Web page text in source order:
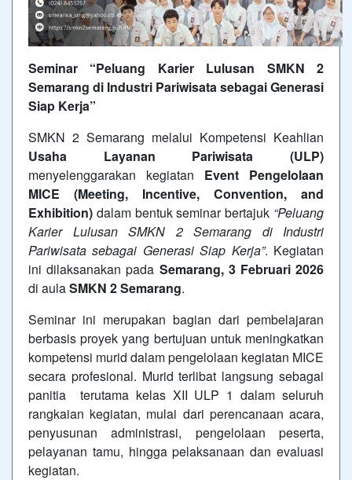
Seminar “Peluang Karier Lulusan SMKN 2
Semarang di Industri Pariwisata sebagai Generasi
Siap Kerja”
SMKN 2 Semarang melalui Kompetensi Keahlian
Usaha Layanan Pariwisata (ULP)
menyelenggarakan kegiatan Event Pengelolaan
MICE (Meeting, Incentive, Convention, and
Exhibition) dalam bentuk seminar bertajuk “Peluang
Karier Lulusan SMKN 2 Semarang di Industri
Pariwisata sebagai Generasi Siap Kerja”. Kegiatan
ini dilaksanakan pada Semarang, 3 Februari 2026
di aulaSMKN 2 Semarang.
Seminar ini merupakan bagian dari pembelajaran
berbasis proyek yang bertujuan untuk meningkatkan
kompetensi murid dalam pengelolaan kegiatan MICE
secara profesional. Murid terlibat langsung sebagai
panitia terutama kelas XII ULP 1 dalam seluruh
rangkaian kegiatan, mulai dari perencanaan acara,
penyusunan administrasi, pengelolaan peserta,
pelayanan tamu, hingga pelaksanaan dan evaluasi
kegiatan.